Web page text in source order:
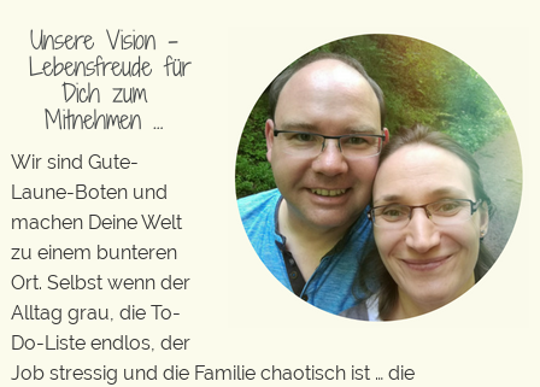
Unsere Vision –
Lebensfreude für
Dich zum
Mitnehmen …
Wir sind Gute-
Laune-Boten und
machen Deine Welt
zu einem bunteren
Ort. Selbst wenn der
Alltag grau, die To-
Do-Liste endlos, der
Job stressig und die Familie chaotisch ist … die